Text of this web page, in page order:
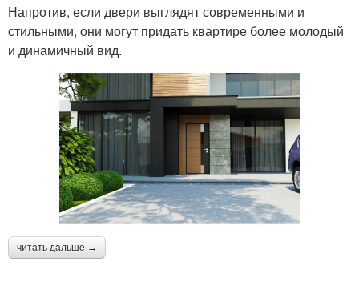
Напротив, если двери выглядят современными и
стильными, они могут придать квартире более молодый
и динамичный вид.
читать дальше →